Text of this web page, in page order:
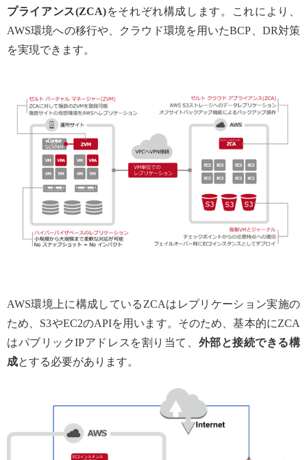
プライアンス(ZCA)をそれぞれ構成します。これにより、
AWS環境への移行や、クラウド環境を用いたBCP、DR対策
を実現できます。
AWS環境上に構成しているZCAはレプリケーション実施の
ため、S3やEC2のAPIを用います。そのため、基本的にZCA
はパブリックIPアドレスを割り当て、 外部と接続できる構
成とする必要があります。